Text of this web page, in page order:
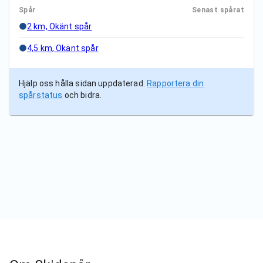
Spår Senast spårat
2 km, Okänt spår
4,5 km, Okänt spår
Hjälp oss hålla sidan uppdaterad.
Rapportera din
spårstatus och bidra.